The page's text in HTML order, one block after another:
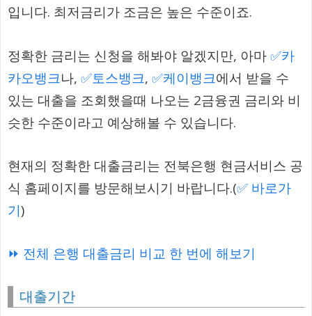
입니다. 최저금리가 조금은 높은 수준이죠.
정확한 금리는 신청을 해봐야 알겠지만, 아마✅카
카오뱅크나, ✅토스뱅크, ✅케이뱅크에서 받을 수
있는 대출을 조회했을때 나오는 2금융권 금리와 비
슷한 수준이라고 예상해볼 수 있습니다.
현재의 정확한 대출금리는 전북은행 현금서비스 공
식 홈페이지를 방문해보시기 바랍니다.(✅ 바로가
기)
⏩ 전체 은행 대출금리 비교 한 번에 해보기
대출기간